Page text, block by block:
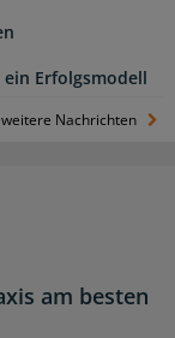
Erfolgsmodell
weitere Nachrichten
am besten